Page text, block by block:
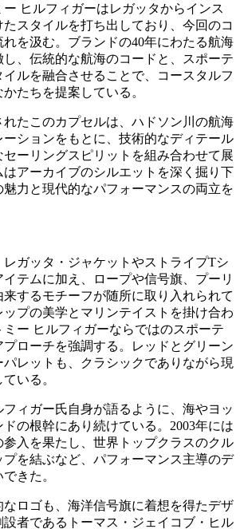
ー ヒルフィガーはレガッタからインス
たスタイルを打ち出しており、今回のコ
を汲む。ブランドの40年にわたる航海
し、伝統的な航海のコードと、スポーテ
イルを融合させることで、コースタルフ
たちを提案している。
れたこのカプセルは、ハドソン川の航海
ションをもとに、技術的なディテール
セーリングスピリットを組み合わせて展
はアーカイブのシルエットを深く掘り下
力と現代的なパフォーマンスの両立を
ガッタ・ジャケットやストライプTシ
テムに加え、ロープや信号旗、プーリ
するモチーフが随所に取り入れられて
プの美学とマリンテイストを掛け合わ
ー ヒルフィガーならではのスポーテ
プローチを強調する。レッドとグリーン
レットも、クラシックでありながら現
いる。
フィガー氏自身が語るように、海やヨッ
ドの根幹にあり続けている。2003年には
入を果たし、世界トップクラスのクル
を結ぶなど、パフォーマンス主導のデ
きた。
なロゴも、海洋信号旗に着想を得たデザ
者であるトーマス・ジェイコブ・ヒル